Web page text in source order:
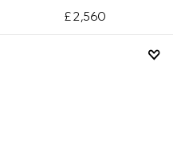
£ 2,560